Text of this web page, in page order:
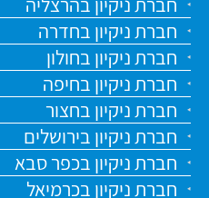
חברת ניקיון בחדרה
חברת ניקיון בחולון
חברת ניקיון בחיפה
חברת ניקיון בחצור
חברת ניקיון בירושלים
חברת ניקיון בכפר סבא
חברת ניקיון בכרמיאל